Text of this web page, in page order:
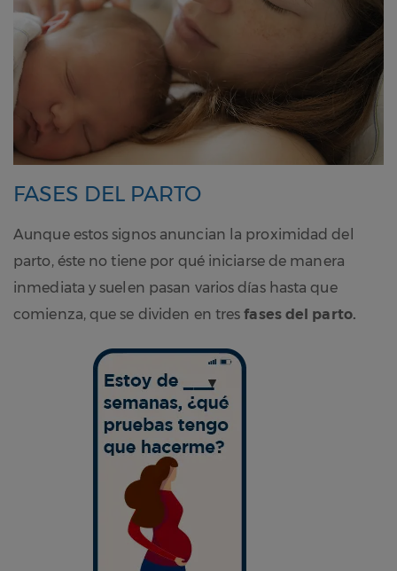
FASES DEL PARTO
Aunque estos signos anuncian la proximidad del
parto, éste no tiene por qué iniciarse de manera
inmediata y suelen pasan varios días hasta que
comienza, que se dividen en tresfases del parto.